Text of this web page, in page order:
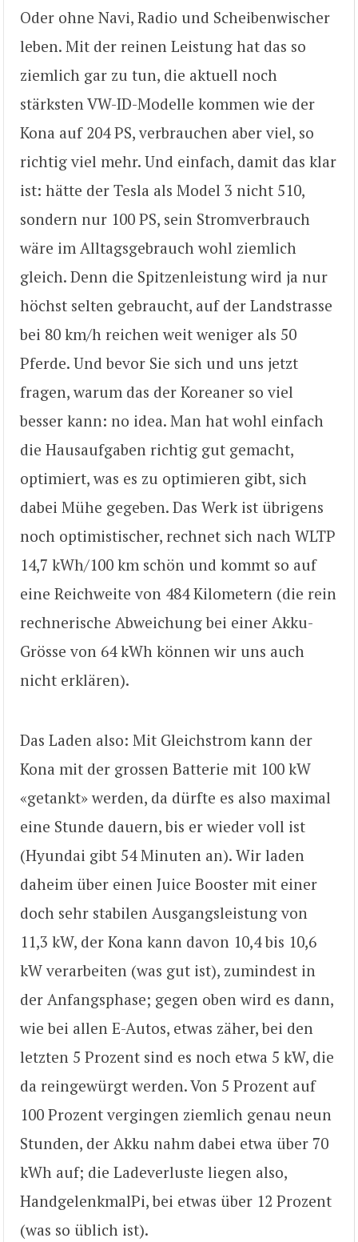
Oder ohne Navi, Radio und Scheibenwischer
leben. Mit der reinen Leistung hat das so
ziemlich gar zu tun, die aktuell noch
stärksten VW-ID-Modelle kommen wie der
Kona auf 204 PS, verbrauchen aber viel, so
richtig viel mehr. Und einfach, damit das klar
ist: hätte der Tesla als Model 3 nicht 510,
sondern nur 100 PS, sein Stromverbrauch
wäre im Alltagsgebrauch wohl ziemlich
gleich. Denn die Spitzenleistung wird ja nur
höchst selten gebraucht, auf der Landstrasse
bei 80 km/h reichen weit weniger als 50
Pferde. Und bevor Sie sich und uns jetzt
fragen, warum das der Koreaner so viel
besser kann: no idea. Man hat wohl einfach
die Hausaufgaben richtig gut gemacht,
optimiert, was es zu optimieren gibt, sich
dabei Mühe gegeben. Das Werk ist übrigens
noch optimistischer, rechnet sich nach WLTP
14,7 kWh/100 km schön und kommt so auf
eine Reichweite von 484 Kilometern (die rein
rechnerische Abweichung bei einer Akku-
Grösse von 64 kWh können wir uns auch
nicht erklären).
Das Laden also: Mit Gleichstrom kann der
Kona mit der grossen Batterie mit 100 kW
«getankt» werden, da dürfte es also maximal
eine Stunde dauern, bis er wieder voll ist
(Hyundai gibt 54 Minuten an). Wir laden
daheim über einen Juice Booster mit einer
doch sehr stabilen Ausgangsleistung von
11,3 kW, der Kona kann davon 10,4 bis 10,6
kW verarbeiten (was gut ist), zumindest in
der Anfangsphase; gegen oben wird es dann,
wie bei allen E-Autos, etwas zäher, bei den
letzten 5 Prozent sind es noch etwa 5 kW, die
da reingewürgt werden. Von 5 Prozent auf
100 Prozent vergingen ziemlich genau neun
Stunden, der Akku nahm dabei etwa über 70
kWh auf; die Ladeverluste liegen also,
HandgelenkmalPi, bei etwas über 12 Prozent
(was so üblich ist).